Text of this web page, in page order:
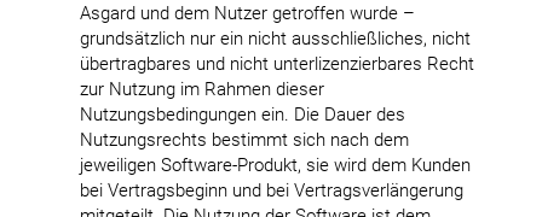
Asgard und dem Nutzer getroffen wurde –
grundsätzlich nur ein nicht ausschließliches, nicht
übertragbares und nicht unterlizenzierbares Recht
zur Nutzung im Rahmen dieser
Nutzungsbedingungen ein. Die Dauer des
Nutzungsrechts bestimmt sich nach dem
jeweiligen Software-Produkt, sie wird dem Kunden
bei Vertragsbeginn und bei Vertragsverlängerung